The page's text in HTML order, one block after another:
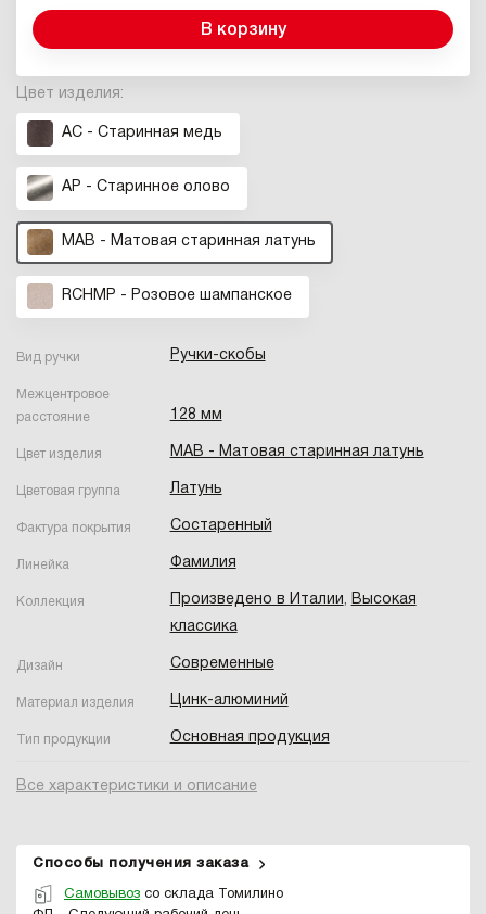
Цвет изделия:
AС - Старинная медь
AP - Cтаринное олово
MAB - Матовая старинная латунь
RCHMP - Розовое шампанское
Вид ручки Ручки-скобы
Межцентровое
расстояние
128 мм
Цвет изделия MAB - Матовая старинная латунь
Цветовая группа Латунь
Фактура покрытия Состаренный
Линейка Фамилия
Коллекция Произведено в Италии, Высокая
классика
Дизайн Современные
Материал изделия Цинк-алюминий
Тип продукции Основная продукция
Все характеристики и описание
В корзину
Способы получения заказа
Самовывоз со склада Томилино